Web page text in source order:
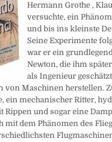
Hermann Grothe ,
versuchte, ein
und bis ins kleinste
Seine Experimente
war er ein
Newton, die ihm
als Ingenieur
von Maschinen herstellen.
ein mechanischer Ritter,
Rippen und sogar eine
mit dem Phänomen des